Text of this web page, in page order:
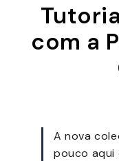
com a
A nova
pouco aqui